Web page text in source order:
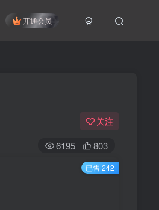
开通会员
关注
6195 803
已售 242